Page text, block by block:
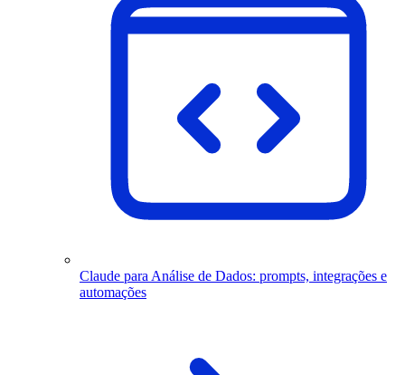
Claude para Análise de Dados: prompts, integrações e
automações